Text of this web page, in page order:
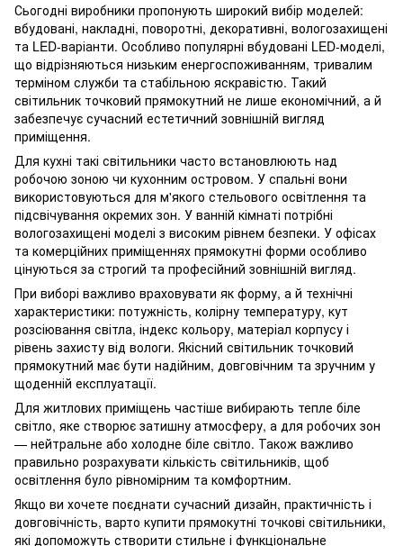
Сьогодні виробники пропонують широкий вибір моделей:
вбудовані, накладні, поворотні, декоративні, вологозахищені
та LED-варіанти. Особливо популярні вбудовані LED-моделі,
що відрізняються низьким енергоспоживанням, тривалим
терміном служби та стабільною яскравістю. Такий
світильник точковий прямокутний не лише економічний, а й
забезпечує сучасний естетичний зовнішній вигляд
приміщення.
Для кухні такі світильники часто встановлюють над
робочою зоною чи кухонним островом. У спальні вони
використовуються для м'якого стельового освітлення та
підсвічування окремих зон. У ванній кімнаті потрібні
вологозахищені моделі з високим рівнем безпеки. У офісах
та комерційних приміщеннях прямокутні форми особливо
цінуються за строгий та професійний зовнішній вигляд.
При виборі важливо враховувати як форму, а й технічні
характеристики: потужність, колірну температуру, кут
розсіювання світла, індекс кольору, матеріал корпусу і
рівень захисту від вологи. Якісний світильник точковий
прямокутний має бути надійним, довговічним та зручним у
щоденній експлуатації.
Для житлових приміщень частіше вибирають тепле біле
світло, яке створює затишну атмосферу, а для робочих зон
— нейтральне або холодне біле світло. Також важливо
правильно розрахувати кількість світильників, щоб
освітлення було рівномірним та комфортним.
Якщо ви хочете поєднати сучасний дизайн, практичність і
довговічність, варто купити прямокутні точкові світильники,
які допоможуть створити стильне і функціональне